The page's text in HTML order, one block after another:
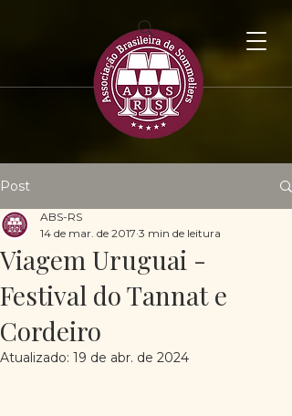
Post
Viagem Uruguai -
Festival do Tannat e
Cordeiro
ABS-RS
14 de mar. de 2017 3 min de leitura
Atualizado: 19 de abr. de 2024